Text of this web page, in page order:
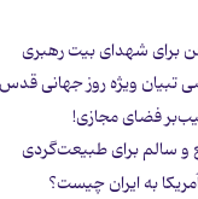
برای شهدای بیت رهبری
تبیان ویژه روز جهانی قدس
فضای مجازی!
به ایران چیست؟